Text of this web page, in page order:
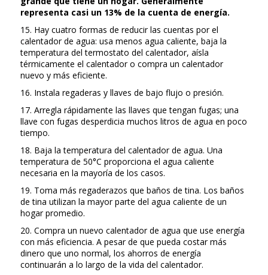
representa casi un 13% de la cuenta de energía.
15. Hay cuatro formas de reducir las cuentas por el
calentador de agua: usa menos agua caliente, baja la
temperatura del termostato del calentador, aísla
térmicamente el calentador o compra un calentador
nuevo y más eficiente.
16. Instala regaderas y llaves de bajo flujo o presión.
17. Arregla rápidamente las llaves que tengan fugas; una
llave con fugas desperdicia muchos litros de agua en poco
tiempo.
18. Baja la temperatura del calentador de agua. Una
temperatura de 50°C proporciona el agua caliente
necesaria en la mayoría de los casos.
19. Toma más regaderazos que baños de tina. Los baños
de tina utilizan la mayor parte del agua caliente de un
hogar promedio.
20. Compra un nuevo calentador de agua que use energía
con más eficiencia. A pesar de que pueda costar más
dinero que uno normal, los ahorros de energía
continuarán a lo largo de la vida del calentador.